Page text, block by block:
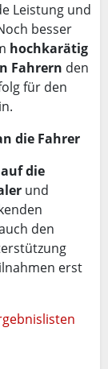
Leistung und
besser
hochkarätig
Fahrern den
für den
die Fahrer
die
und
den
erst